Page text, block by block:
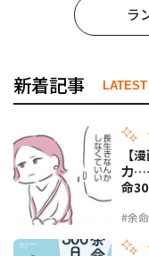
ラ
新着記事
#余
【
力
命